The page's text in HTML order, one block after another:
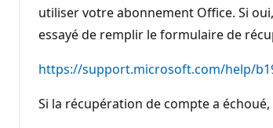
utiliser votre abonnement Office. Si
essayé de remplir le formulaire de
https://support.microsoft.com/help/
Si la récupération de compte a